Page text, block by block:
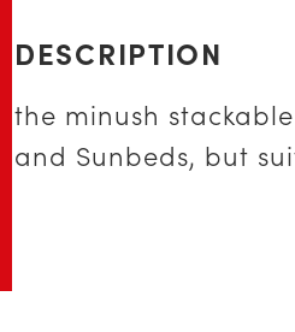
DESCRIPTION
the minush
and Sunbeds, but